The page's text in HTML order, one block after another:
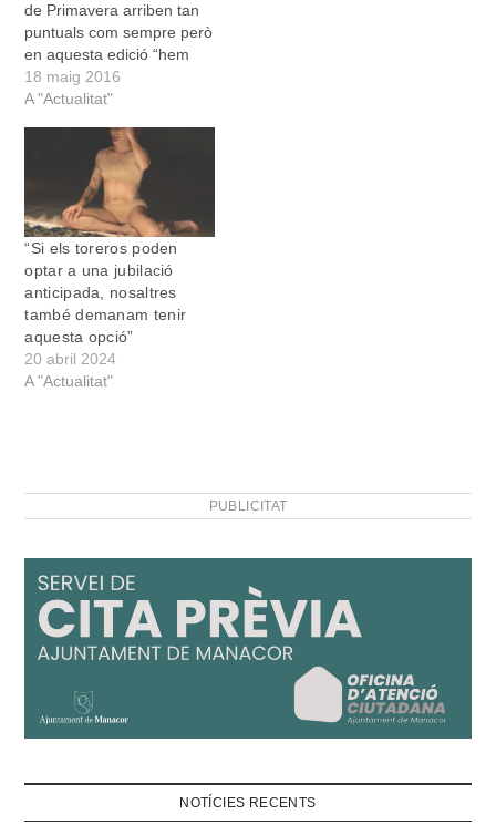
de Primavera arriben tan
puntuals com sempre però
en aquesta edició “hem
volgut introduir alguns
canvis per potenciar els
destacà el regidor de
Festes, Mateu Juan.
“Aquests dies som com un
gran mostrador: les
tradicions…
18 maig 2016
A "Actualitat"
“Si els toreros poden
optar a una jubilació
anticipada, nosaltres
també demanam tenir
aquesta opció”
20 abril 2024
A "Actualitat"
PUBLICITAT
NOTÍCIES RECENTS